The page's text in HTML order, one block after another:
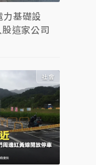
力基礎設
這家公司
社會